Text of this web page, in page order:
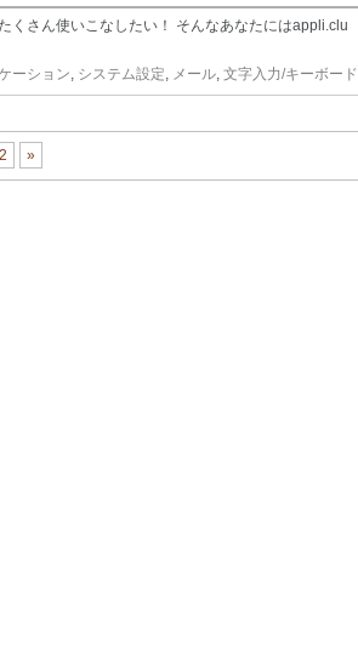
くさん使いこなしたい！ そんなあなたにはappli.clu
ーション, システム設定, メール, 文字入力/キーボード
2 »